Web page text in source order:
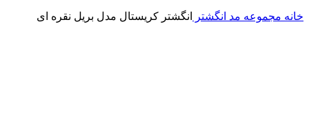
خانه مجموعه مد انگشتر انگشتر کریستال مدل بریل نقره ای